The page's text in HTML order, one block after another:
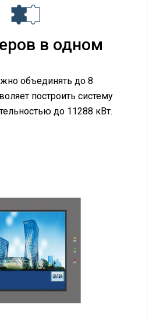
в одном
объединять до 8
построить систему
до 11288 кВт.